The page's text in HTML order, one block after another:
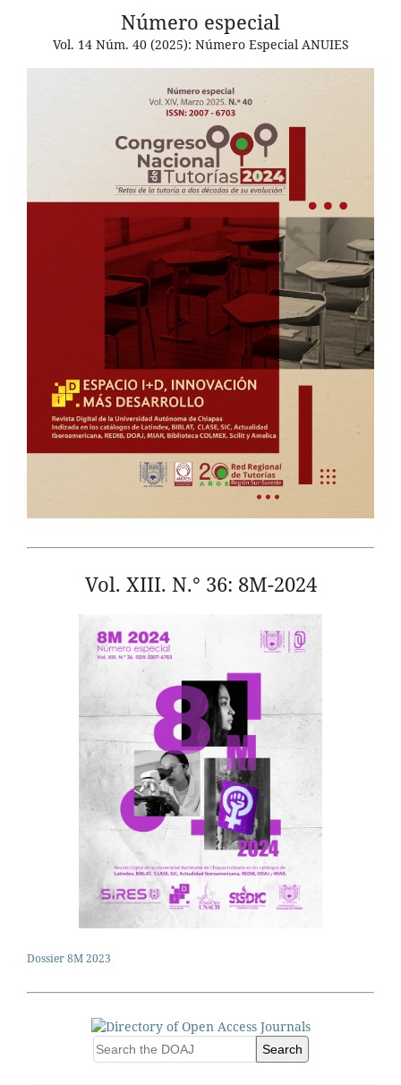
Número especial
Vol. 14 Núm. 40 (2025): Número Especial ANUIES
Vol. XIII. N.° 36: 8M-2024
Dossier 8M 2023
Search